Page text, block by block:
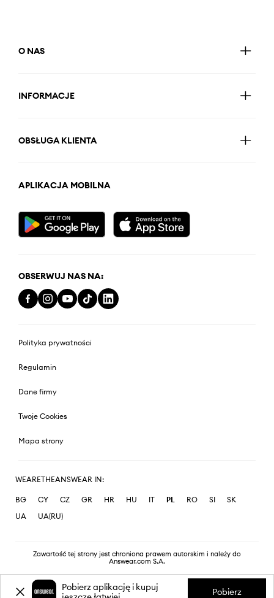
O NAS
INFORMACJE
OBSŁUGA KLIENTA
APLIKACJA MOBILNA
OBSERWUJ NAS NA:
Polityka prywatności
Regulamin
Dane firmy
Twoje Cookies
Mapa strony
WEARETHEANSWEAR IN:
BG CY CZ GR HR HU IT PL RO SI
SK
UA
UA(RU)
Zawartość tej strony jest chroniona prawem autorskim i należy do
Answear.com S.A.
Pobierz aplikację i kupuj
Pobierz